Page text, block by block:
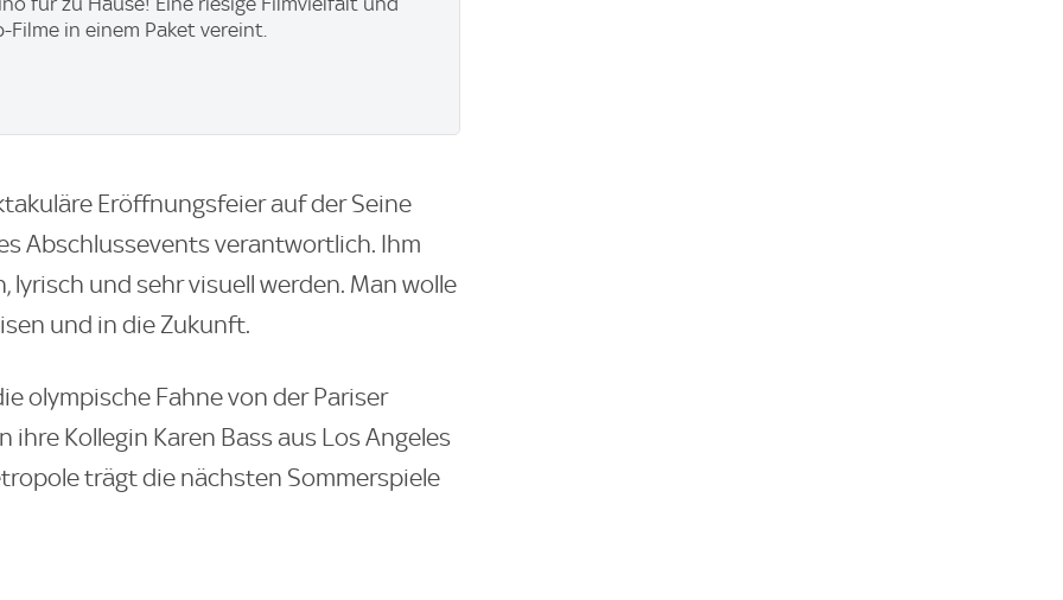
Filme in einem Paket vereint.
Eröffnungsfeier auf der Seine
Abschlussevents verantwortlich. Ihm
lyrisch und sehr visuell werden. Man wolle
und in die Zukunft.
olympische Fahne von der Pariser
Kollegin Karen Bass aus Los Angeles
trägt die nächsten Sommerspiele